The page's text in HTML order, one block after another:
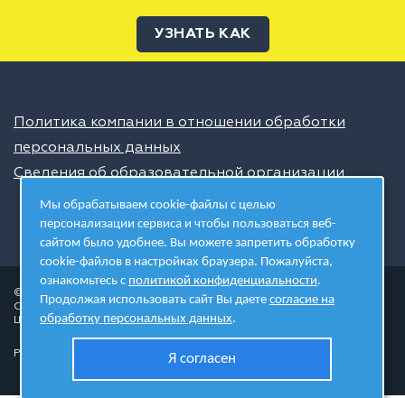
УЗНАТЬ КАК
Политика компании в отношении обработки
персональных данных
Сведения об образовательной организации
© 2026 ШЦТ
Сеть центров молодёжного инновационного творчества
Школа цифровых технологий
Разработано в студии
Мы обрабатываем cookie-файлы с целью
персонализации сервиса и чтобы пользоваться веб-
сайтом было удобнее. Вы можете запретить обработку
cookie-файлов в настройках браузера. Пожалуйста,
ознакомьтесь с политикой конфиденциальности.
Продолжая использовать сайт Вы даетесогласие на
обработку персональных данных.
Я согласен